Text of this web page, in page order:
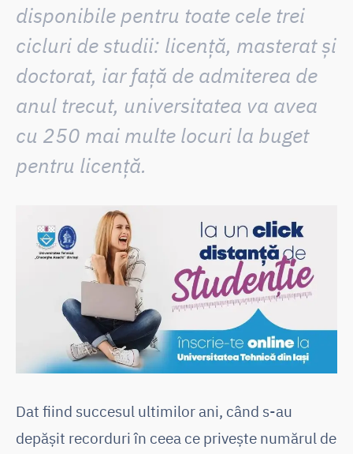
disponibile pentru toate cele trei
cicluri de studii: licență, masterat și
doctorat, iarfață de admiterea de
anul trecut, universitatea va avea
cu 250 mai multe locuri la buget
pentru licență.
Dat fiind succesul ultimilor ani, când s-au
depășit recorduri în ceea ce privește numărul de